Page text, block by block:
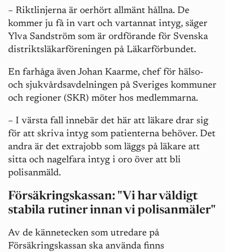
– Riktlinjerna är oerhört allmänt hållna. De
kommer ju få in vart och vartannat intyg, säger
Ylva Sandström som är ordförande för Svenska
distriktsläkarföreningen på Läkarförbundet.
En farhåga även Johan Kaarme, chef för hälso-
och sjukvårdsavdelningen på Sveriges kommuner
och regioner (SKR) möter hos medlemmarna.
– I värsta fall innebär det här att läkare drar sig
för att skriva intyg som patienterna behöver. Det
andra är det extrajobb som läggs på läkare att
sitta och nagelfara intyg i oro över att bli
polisanmäld.
Försäkringskassan: "Vi har väldigt
stabila rutiner innan vi polisanmäler"
Av de kännetecken som utredare på
Försäkringskassan ska använda finns